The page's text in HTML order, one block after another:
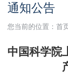
通知公告
您当前的位置： 首
中国科学院